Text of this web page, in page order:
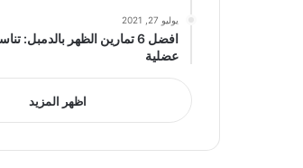
يوليو 27, 2021
افضل 6 تمارين الظهر بالدمبل:
عضلية
اظهر المزيد